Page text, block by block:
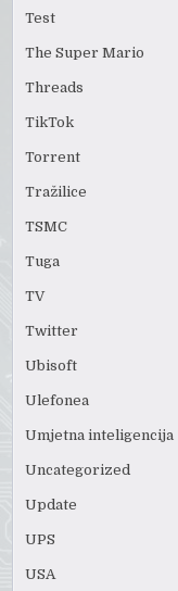
Test
The Super Mario
Threads
TikTok
Torrent
Tražilice
TSMC
Tuga
TV
Twitter
Ubisoft
Ulefonea
Umjetna inteligencija
Uncategorized
Update
UPS
USA